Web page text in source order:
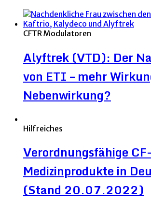
CFTR Modulatoren
Alyftrek (VTD): Der
von ETI – mehr
Nebenwirkung?
Hilfreiches
Verordnungsfähige CF-
Medizinprodukte in
(Stand 20.07.2022)